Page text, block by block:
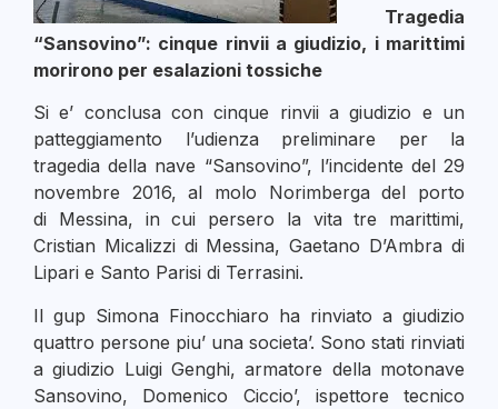
Tragedia
“Sansovino”: cinque rinvii a giudizio, i marittimi
morirono per esalazioni tossiche
Si e’ conclusa con cinque rinvii a giudizio e un
patteggiamento l’udienza preliminare per la
tragedia della nave “Sansovino”, l’incidente del 29
novembre 2016, al molo Norimberga del porto
di Messina, in cui persero la vita tre marittimi,
Cristian Micalizzi di Messina, Gaetano D’Ambra di
Lipari e Santo Parisi di Terrasini.
Il gup Simona Finocchiaro ha rinviato a giudizio
quattro persone piu’ una societa’. Sono stati rinviati
a giudizio Luigi Genghi, armatore della motonave
Sansovino, Domenico Ciccio’, ispettore tecnico